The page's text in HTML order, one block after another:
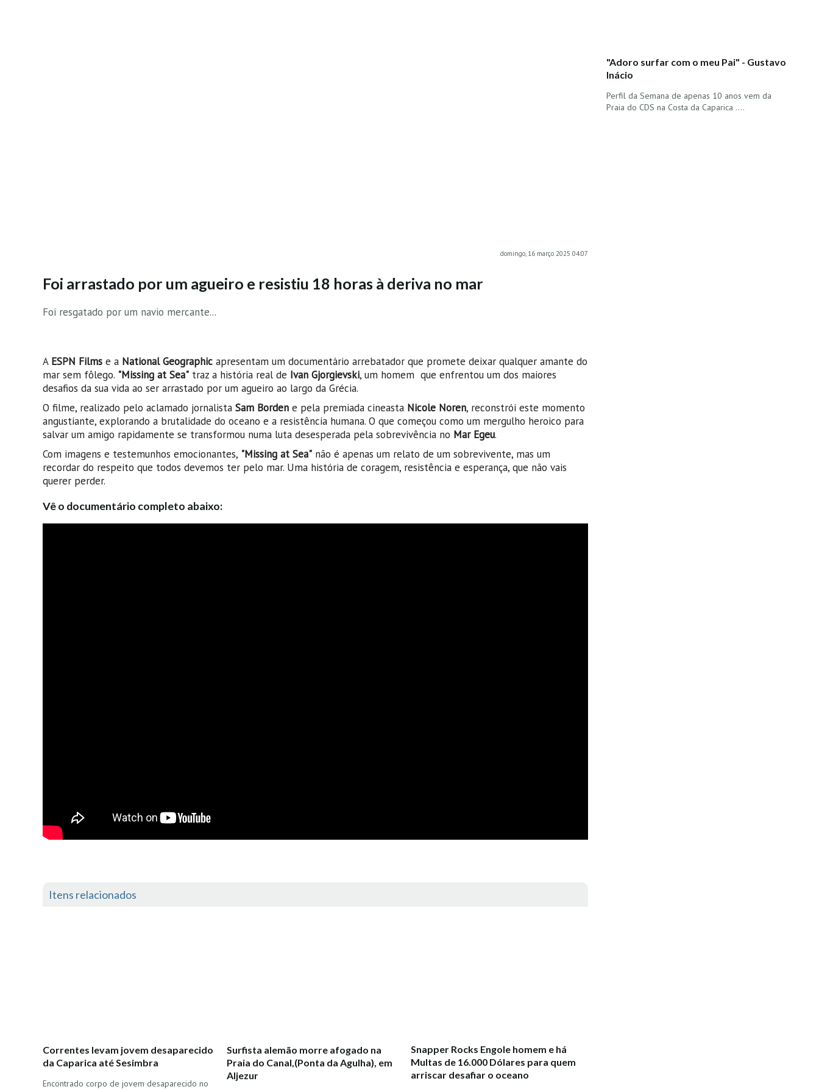
domingo, 16 março 2025 04:07
Foi arrastado por um agueiro e resistiu 18 horas à deriva no mar
Foi resgatado por um navio mercante...
A ESPN Filmse a National Geographicapresentam um documentário arrebatador que promete deixar qualquer amante do
mar sem fôlego. "Missing at Sea"traz a história real de Ivan Gjorgievski, um homem que enfrentou um dos maiores
desafios da sua vida ao ser arrastado por um agueiro ao largo da Grécia.
O filme, realizado pelo aclamado jornalista Sam Bordene pela premiada cineasta Nicole Noren, reconstrói este momento
angustiante, explorando a brutalidade do oceano e a resistência humana. O que começou como um mergulho heroico para
salvar um amigo rapidamente se transformou numa luta desesperada pela sobrevivência no Mar Egeu.
Com imagens e testemunhos emocionantes, "Missing at Sea"não é apenas um relato de um sobrevivente, mas um
recordar do respeito que todos devemos ter pelo mar. Uma história de coragem, resistência e esperança, que não vais
querer perder.
Vê o documentário completo abaixo:
Itens relacionados
Correntes levam jovem desaparecido
da Caparica até Sesimbra
Encontrado corpo de jovem desaparecido no
Surfista alemão morre afogado na
Praia do Canal,(Ponta da Agulha), em
Aljezur
Snapper Rocks Engole homem e há
Multas de 16.000 Dólares para quem
arriscar desafiar o oceano
"Adoro surfar com o meu Pai" - Gustavo
Inácio
Perfil da Semana de apenas 10 anos vem da
Praia do CDS na Costa da Caparica ....